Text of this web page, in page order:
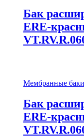
Бак
ЕRE-
Мембранные
Бак
ЕRE-